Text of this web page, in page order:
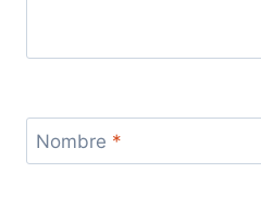
Nombre *